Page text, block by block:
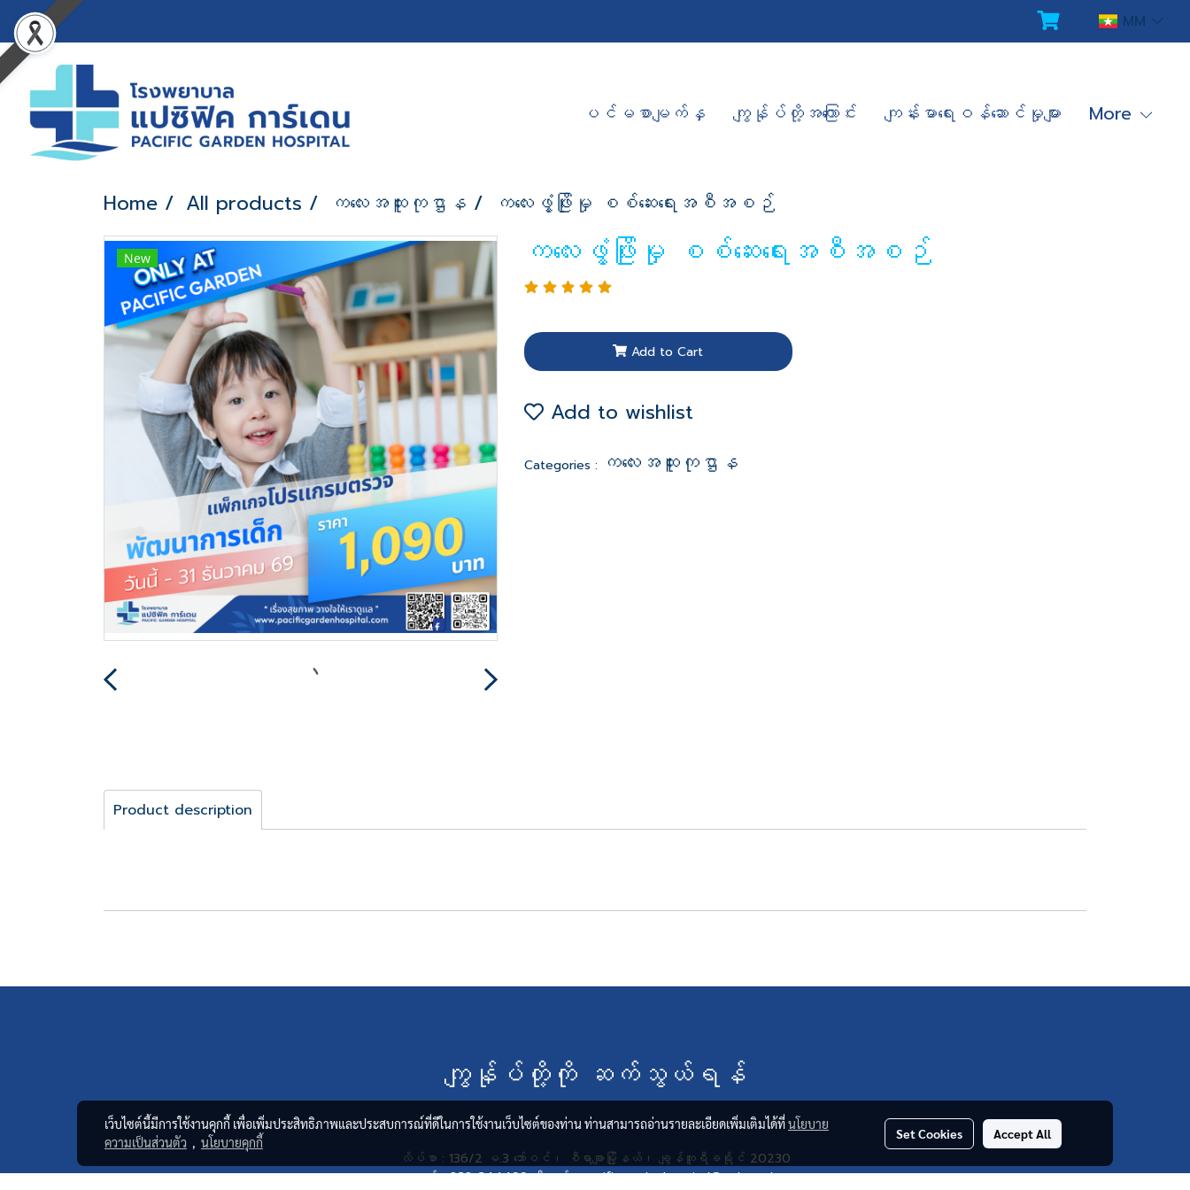
MM
ပင်မစာမျက်နှ ကျွန်ုပ်တို့အကြောင်း ကျန်းမာရေးဝန်ဆောင်မှုများ More
Home All products ကလေးအထူးကုဌာန ကလေးဖွံ့ဖြိုးမှု စစ်ဆေးရေးအစီအစဉ်
New ကလေးဖွံ့ဖြိုးမှု စစ်ဆေးရေးအစီအစဉ်
Add to Cart
Add to wishlist
Categories : ကလေးအထူးကုဌာန
Product description
ကျွန်ုပ်တို့ကို ဆက်သွယ်ရန်
လိပ်စာ : 136/2 မ.3 ဘော်ဝင်၊ စီရာချာမြို့နယ်၊ ချွန်ဘူရီခရိုင် 20230
ဖုန်း : 038-344499 အီးမေးလ် : pacificgardenhospital@pgh.co.th
เว็บไซต์นี้มีการใช้งานคุกกี้ เพื่อเพิ่มประสิทธิภาพและประสบการณ์ที่ดีในการใช้งานเว็บไซต์ของท่าน ท่านสามารถอ่านรายละเอียดเพิ่มเติมได้ที่นโยบาย
ความเป็นส่วนตัว , นโยบายคุกกี้
Set Cookies Accept All